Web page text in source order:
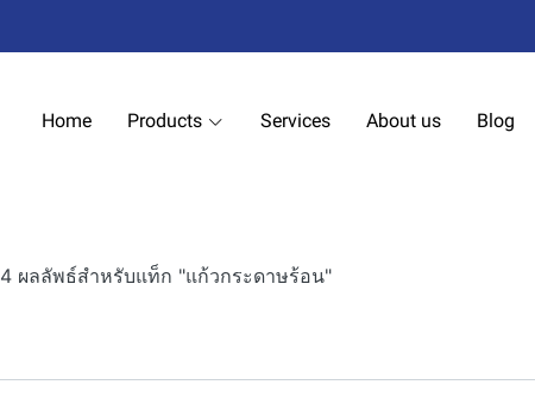
Home Products Services About us Blog
4 ผลลัพธ์สำหรับแท็ก "แก้วกระดาษร้อน"